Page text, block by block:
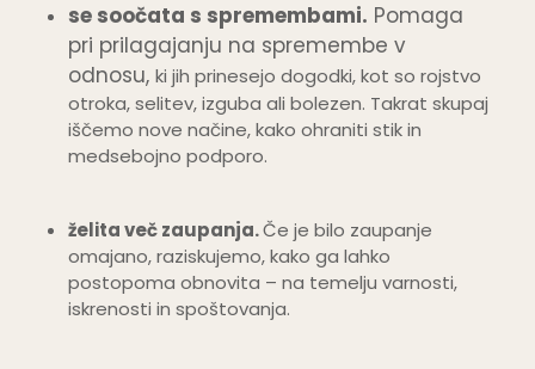
se soočata s spremembami. Pomaga
pri prilagajanju na spremembe v
odnosu, ki jih prinesejo dogodki, kot so rojstvo
otroka, selitev, izguba ali bolezen. Takrat skupaj
iščemo nove načine, kako ohraniti stik in
medsebojno podporo.
želita več zaupanja.Če je bilo zaupanje
omajano, raziskujemo, kako ga lahko
postopoma obnovita – na temelju varnosti,
iskrenosti in spoštovanja.